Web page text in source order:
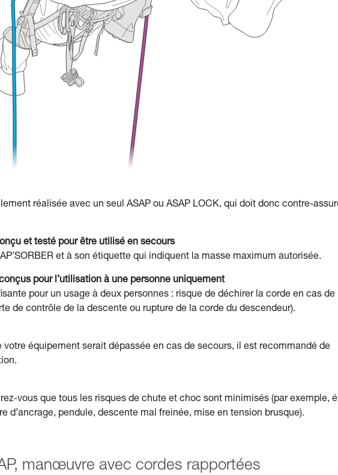
réalisée avec un seul ASAP ou ASAP LOCK, qui doit donc contre-
et testé pour être utilisé en secours
et à son étiquette qui indiquent la masse maximum autorisée.
pour l’utilisation à une personne uniquement
pour un usage à deux personnes : risque de déchirer la corde en cas de
de contrôle de la descente ou rupture de la corde du descendeur).
équipement serait dépassée en cas de secours, il est recommandé de
vous que tous les risques de chute et choc sont minimisés (par exemple,
d’ancrage, pendule, descente mal freinée, mise en tension brusque).
manœuvre avec cordes rapportées